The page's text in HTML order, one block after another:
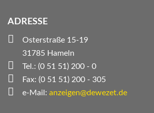
ADRESSE
Osterstraße 15-19
31785 Hameln
Tel.: (0 51 51) 200 - 0
Fax: (0 51 51) 200 - 305
e-Mail: anzeigen@dewezet.de